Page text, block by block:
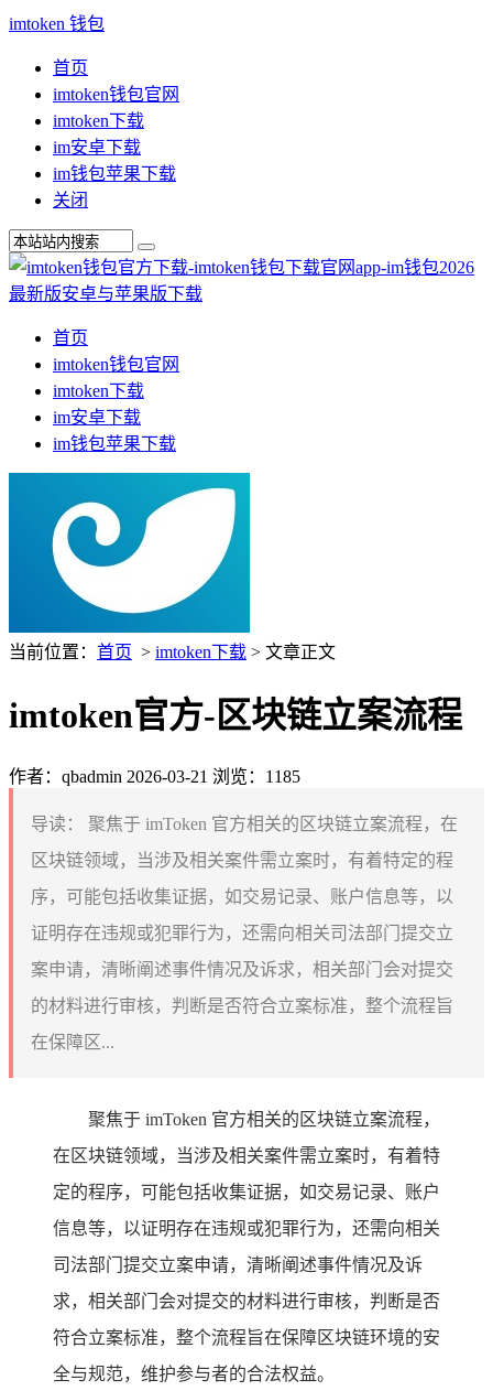
imtoken 钱包
首页
imtoken钱包官网
imtoken下载
im安卓下载
im钱包苹果下载
关闭
首页
imtoken钱包官网
imtoken下载
im安卓下载
im钱包苹果下载
当前位置： 首页 > imtoken下载 > 文章正文
imtoken官方-区块链立案流程
作者：qbadmin 2026-03-21 浏览：1185
导读：
聚焦于 imToken 官方相关的区块链立案流程，在
区块链领域，当涉及相关案件需立案时，有着特定的程
序，可能包括收集证据，如交易记录、账户信息等，以
证明存在违规或犯罪行为，还需向相关司法部门提交立
案申请，清晰阐述事件情况及诉求，相关部门会对提交
的材料进行审核，判断是否符合立案标准，整个流程旨
在保障区...
聚焦于 imToken 官方相关的区块链立案流程，
在区块链领域，当涉及相关案件需立案时，有着特
定的程序，可能包括收集证据，如交易记录、账户
信息等，以证明存在违规或犯罪行为，还需向相关
司法部门提交立案申请，清晰阐述事件情况及诉
求，相关部门会对提交的材料进行审核，判断是否
符合立案标准，整个流程旨在保障区块链环境的安
全与规范，维护参与者的合法权益。